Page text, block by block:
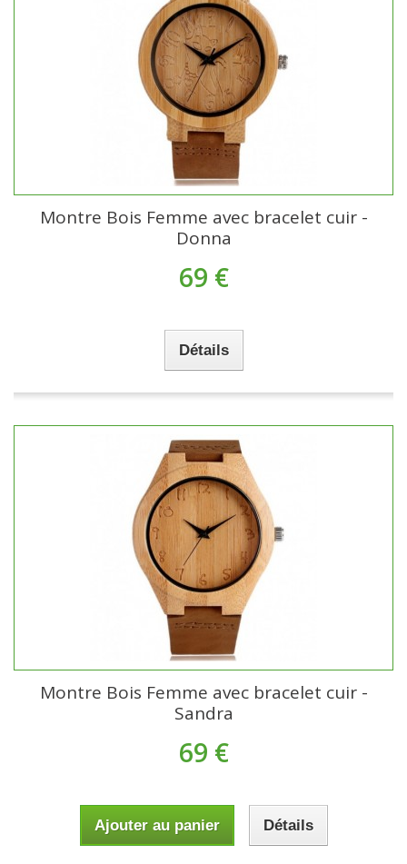
Montre Bois Femme avec bracelet cuir -
Donna
69 €
Détails
Montre Bois Femme avec bracelet cuir -
Sandra
69 €
Ajouter au panier Détails